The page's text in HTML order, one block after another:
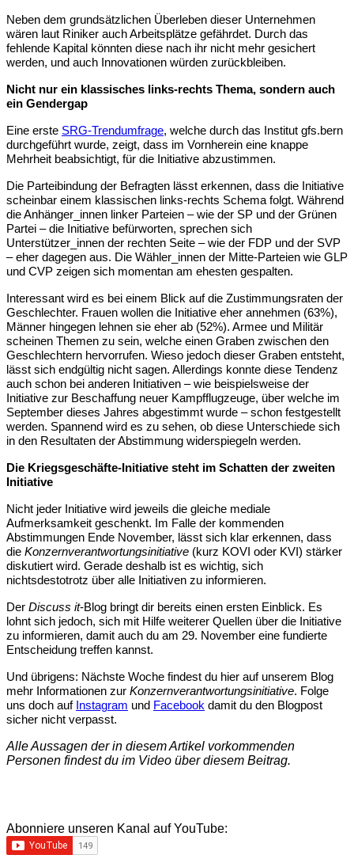
Neben dem grundsätzlichen Überleben dieser Unternehmen
wären laut Riniker auch Arbeitsplätze gefährdet. Durch das
fehlende Kapital könnten diese nach ihr nicht mehr gesichert
werden, und auch Innovationen würden zurückbleiben.
Nicht nur ein klassisches links-rechts Thema, sondern auch
ein Gendergap
Eine erste SRG-Trendumfrage, welche durch das Institut gfs.bern
durchgeführt wurde, zeigt, dass im Vornherein eine knappe
Mehrheit beabsichtigt, für die Initiative abzustimmen.
Die Parteibindung der Befragten lässt erkennen, dass die Initiative
scheinbar einem klassischen links-rechts Schema folgt. Während
die Anhänger_innen linker Parteien – wie der SP und der Grünen
Partei – die Initiative befürworten, sprechen sich
Unterstützer_innen der rechten Seite – wie der FDP und der SVP
– eher dagegen aus. Die Wähler_innen der Mitte-Parteien wie GLP
und CVP zeigen sich momentan am ehesten gespalten.
Interessant wird es bei einem Blick auf die Zustimmungsraten der
Geschlechter. Frauen wollen die Initiative eher annehmen (63%),
Männer hingegen lehnen sie eher ab (52%). Armee und Militär
scheinen Themen zu sein, welche einen Graben zwischen den
Geschlechtern hervorrufen. Wieso jedoch dieser Graben entsteht,
lässt sich endgültig nicht sagen. Allerdings konnte diese Tendenz
auch schon bei anderen Initiativen – wie beispielsweise der
Initiative zur Beschaffung neuer Kampfflugzeuge, über welche im
September dieses Jahres abgestimmt wurde – schon festgestellt
werden. Spannend wird es zu sehen, ob diese Unterschiede sich
in den Resultaten der Abstimmung widerspiegeln werden.
Die Kriegsgeschäfte-Initiative steht im Schatten der zweiten
Initiative
Nicht jeder Initiative wird jeweils die gleiche mediale
Aufmerksamkeit geschenkt. Im Falle der kommenden
Abstimmungen Ende November, lässt sich klar erkennen, dass
die Konzernverantwortungsinitiative (kurz KOVI oder KVI) stärker
diskutiert wird. Gerade deshalb ist es wichtig, sich
nichtsdestotrotz über alle Initiativen zu informieren.
Der Discuss it-Blog bringt dir bereits einen ersten Einblick. Es
lohnt sich jedoch, sich mit Hilfe weiterer Quellen über die Initiative
zu informieren, damit auch du am 29. November eine fundierte
Entscheidung treffen kannst.
Und übrigens: Nächste Woche findest du hier auf unserem Blog
mehr Informationen zur Konzernverantwortungsinitiative. Folge
uns doch auf Instagram und Facebook damit du den Blogpost
sicher nicht verpasst.
Alle Aussagen der in diesem Artikel vorkommenden
Personen findest du im Video über diesem Beitrag.
Abonniere unseren Kanal auf YouTube: